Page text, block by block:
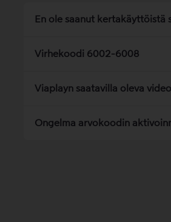
En ole saanut kertakäyttöistä
Virhekoodi 6002-6008
Viaplayn saatavilla oleva
Ongelma arvokoodin